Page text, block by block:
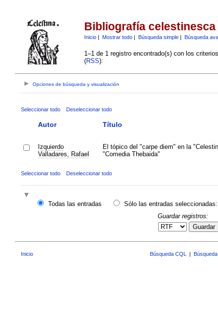
Bibliografía celestinesca
Inicio| Mostrar todo| Búsqueda simple| Búsqueda
1–1 de 1 registro encontrado(s) con los
(RSS):
Opciones de búsqueda y visualización
Seleccionar todo Deseleccionar todo
Autor Título
Izquierdo
Valladares, Rafael
El tópico del "carpe diem" en la
"Comedia Thebaida"
Seleccionar todo Deseleccionar todo
Todas las entradas
Sólo las entradas seleccionadas:
Guardar registros:
Guardar
Inicio Búsqueda CQL